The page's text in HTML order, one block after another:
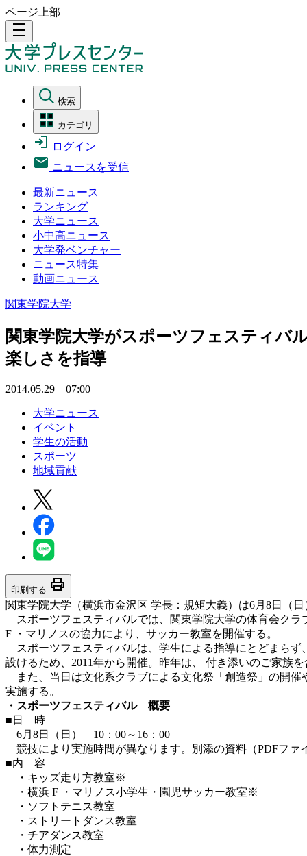
ページ上部
density_medium
検索
カテゴリ
ログイン
ニュースを受信
最新ニュース
ランキング
大学ニュース
小中高ニュース
大学発ベンチャー
ニュース特集
動画ニュース
関東学院大学
関東学院大学がスポーツフェスティ
楽しさを指導
2014.05.29 07:00
大学ニュース
イベント
学生の活動
スポーツ
地域貢献
印刷する print
関東学院大学（横浜市金沢区 学長：規矩大義）は6月8日（
スポーツフェスティバルでは、関東学院大学の体育会クラ
F ・マリノスの協力により、サッカー教室を開催する。
スポーツフェスティバルは、学生による指導にとどまらず
設けるため、2011年から開催。昨年は、 付き添いのご家族を
また、当日は文化系クラブによる文化祭「創造祭」の開催
実施する。
・スポーツフェスティバル 概要
■日 時
6月8日（日） 10：00～16：00
競技により実施時間が異なります。別添の資料（PDFファ
■内 容
・キッズ走り方教室※
・横浜 F ・マリノス小学生・園児サッカー教室※
・ソフトテニス教室
・ストリートダンス教室
・チアダンス教室
・体力測定